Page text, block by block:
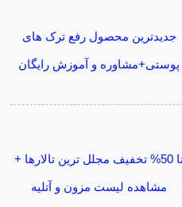
جدیدترین محصول رفع ترک های
پوستی+مشاوره و آموزش رایگان
تا 50% تخفیف مجلل ترین تالارها +
مشاهده لیست مزون و آتلیه